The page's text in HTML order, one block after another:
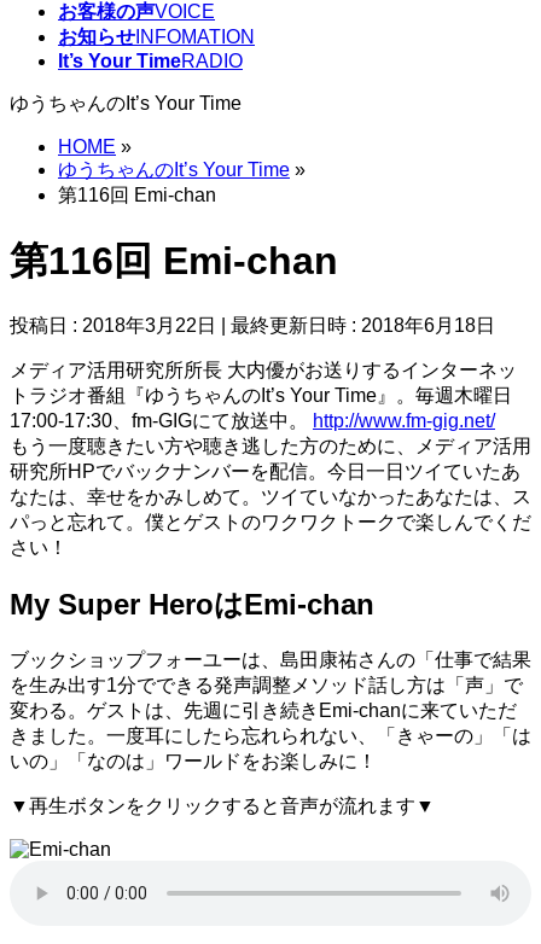
お客様の声VOICE
お知らせ INFOMATION
It’s Your TimeRADIO
ゆうちゃんのIt’s Your Time
HOME »
ゆうちゃんのIt’s Your Time »
第116回 Emi-chan
第116回 Emi-chan
投稿日 : 2018年3月22日 最終更新日時 : 2018年6月18日
メディア活用研究所所長 大内優がお送りするインターネッ
トラジオ番組『ゆうちゃんのIt’s Your Time』。毎週木曜日
17:00-17:30、fm-GIGにて放送中。
http://www.fm-gig.net/
もう一度聴きたい方や聴き逃した方のために、メディア活用
研究所HPでバックナンバーを配信。今日一日ツイていたあ
なたは、幸せをかみしめて。ツイていなかったあなたは、ス
パっと忘れて。僕とゲストのワクワクトークで楽しんでくだ
さい！
My Super HeroはEmi-chan
ブックショップフォーユーは、島田康祐さんの「仕事で結果
を生み出す1分でできる発声調整メソッド話し方は「声」で
変わる。ゲストは、先週に引き続きEmi-chanに来ていただ
きました。一度耳にしたら忘れられない、「きゃーの」「は
いの」「なのは」ワールドをお楽しみに！
▼再生ボタンをクリックすると音声が流れます▼